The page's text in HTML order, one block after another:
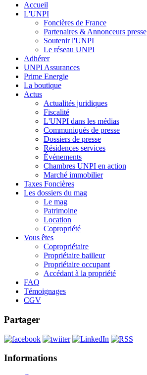
Accueil
L'UNPI
Foncières de France
Partenaires & Annonceurs presse
Soutenir l'UNPI
Le réseau UNPI
Adhérer
UNPI Assurances
Prime Energie
La boutique
Actus
Actualités juridiques
Fiscalité
L'UNPI dans les médias
Communiqués de presse
Dossiers de presse
Résidences services
Événements
Chambres UNPI en action
Marché immobilier
Taxes Foncières
Les dossiers du mag
Le mag
Patrimoine
Location
Copropriété
Vous êtes
Copropriétaire
Propriétaire bailleur
Propriétaire occupant
Accédant à la propriété
FAQ
Témoignages
CGV
Partager
Informations